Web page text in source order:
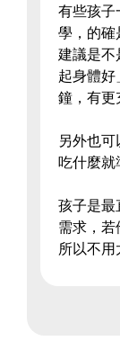
有些孩子
學，的確
建議是
起身體
鐘，有更
另外也
吃什麼就
孩子是最
需求，若
所以不用